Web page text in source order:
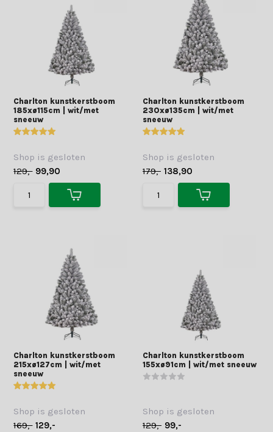
Charlton kunstkerstboom
185xø115cm | wit/met
sneeuw
Shop is gesloten
129,- 99,90
Charlton kunstkerstboom
230xø135cm | wit/met
sneeuw
Shop is gesloten
179,- 138,90
Charlton kunstkerstboom
215xø127cm | wit/met
sneeuw
Shop is gesloten
169,- 129,-
Charlton kunstkerstboom
155xø91cm | wit/met sneeuw
Shop is gesloten
129,- 99,-